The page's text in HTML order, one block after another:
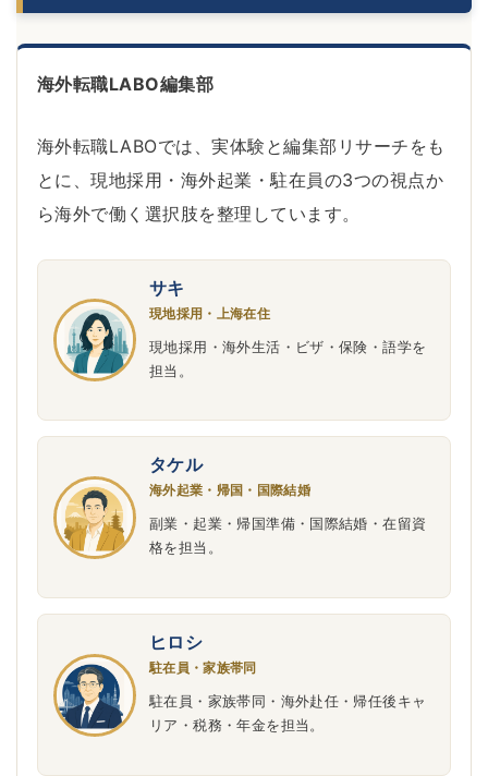
海外転職LABO編集部
海外転職LABOでは、実体験と編集部リサーチをも
とに、現地採用・海外起業・駐在員の3つの視点か
ら海外で働く選択肢を整理しています。
サキ
現地採用・上海在住
現地採用・海外生活・ビザ・保険・語学を
担当。
タケル
海外起業・帰国・国際結婚
副業・起業・帰国準備・国際結婚・在留資
格を担当。
ヒロシ
駐在員・家族帯同
駐在員・家族帯同・海外赴任・帰任後キャ
リア・税務・年金を担当。